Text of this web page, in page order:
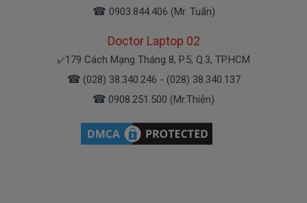
( Pin Zin này là pin xách tay về nhé )
Bảo Hành Cho Pin Máy Tính Dell
E5270
* 1 đổi 1 trong thời gian bảo hành với những
☎ 0903.844.406 (Mr. Tuấn)
Doctor Laptop 02
✔️179 Cách Mạng Tháng 8, P.5, Q.3, TP.HCM
☎ (028) 38.340.246 - (028) 38.340.137
☎ 0908.251.500 (Mr.Thiện)